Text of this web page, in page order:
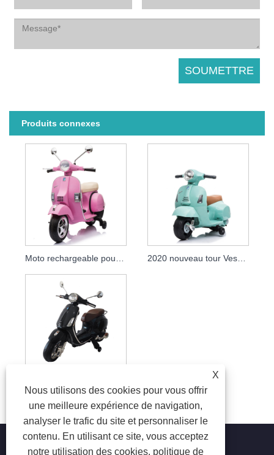
Produits connexes
Voitures de jouets de moto rechargeables pour enfants sous licence Vespa
X
Nous utilisons des cookies pour vous offrir
une meilleure expérience de navigation,
analyser le trafic du site et personnaliser le
contenu. En utilisant ce site, vous acceptez
notre utilisation des cookies. politique de